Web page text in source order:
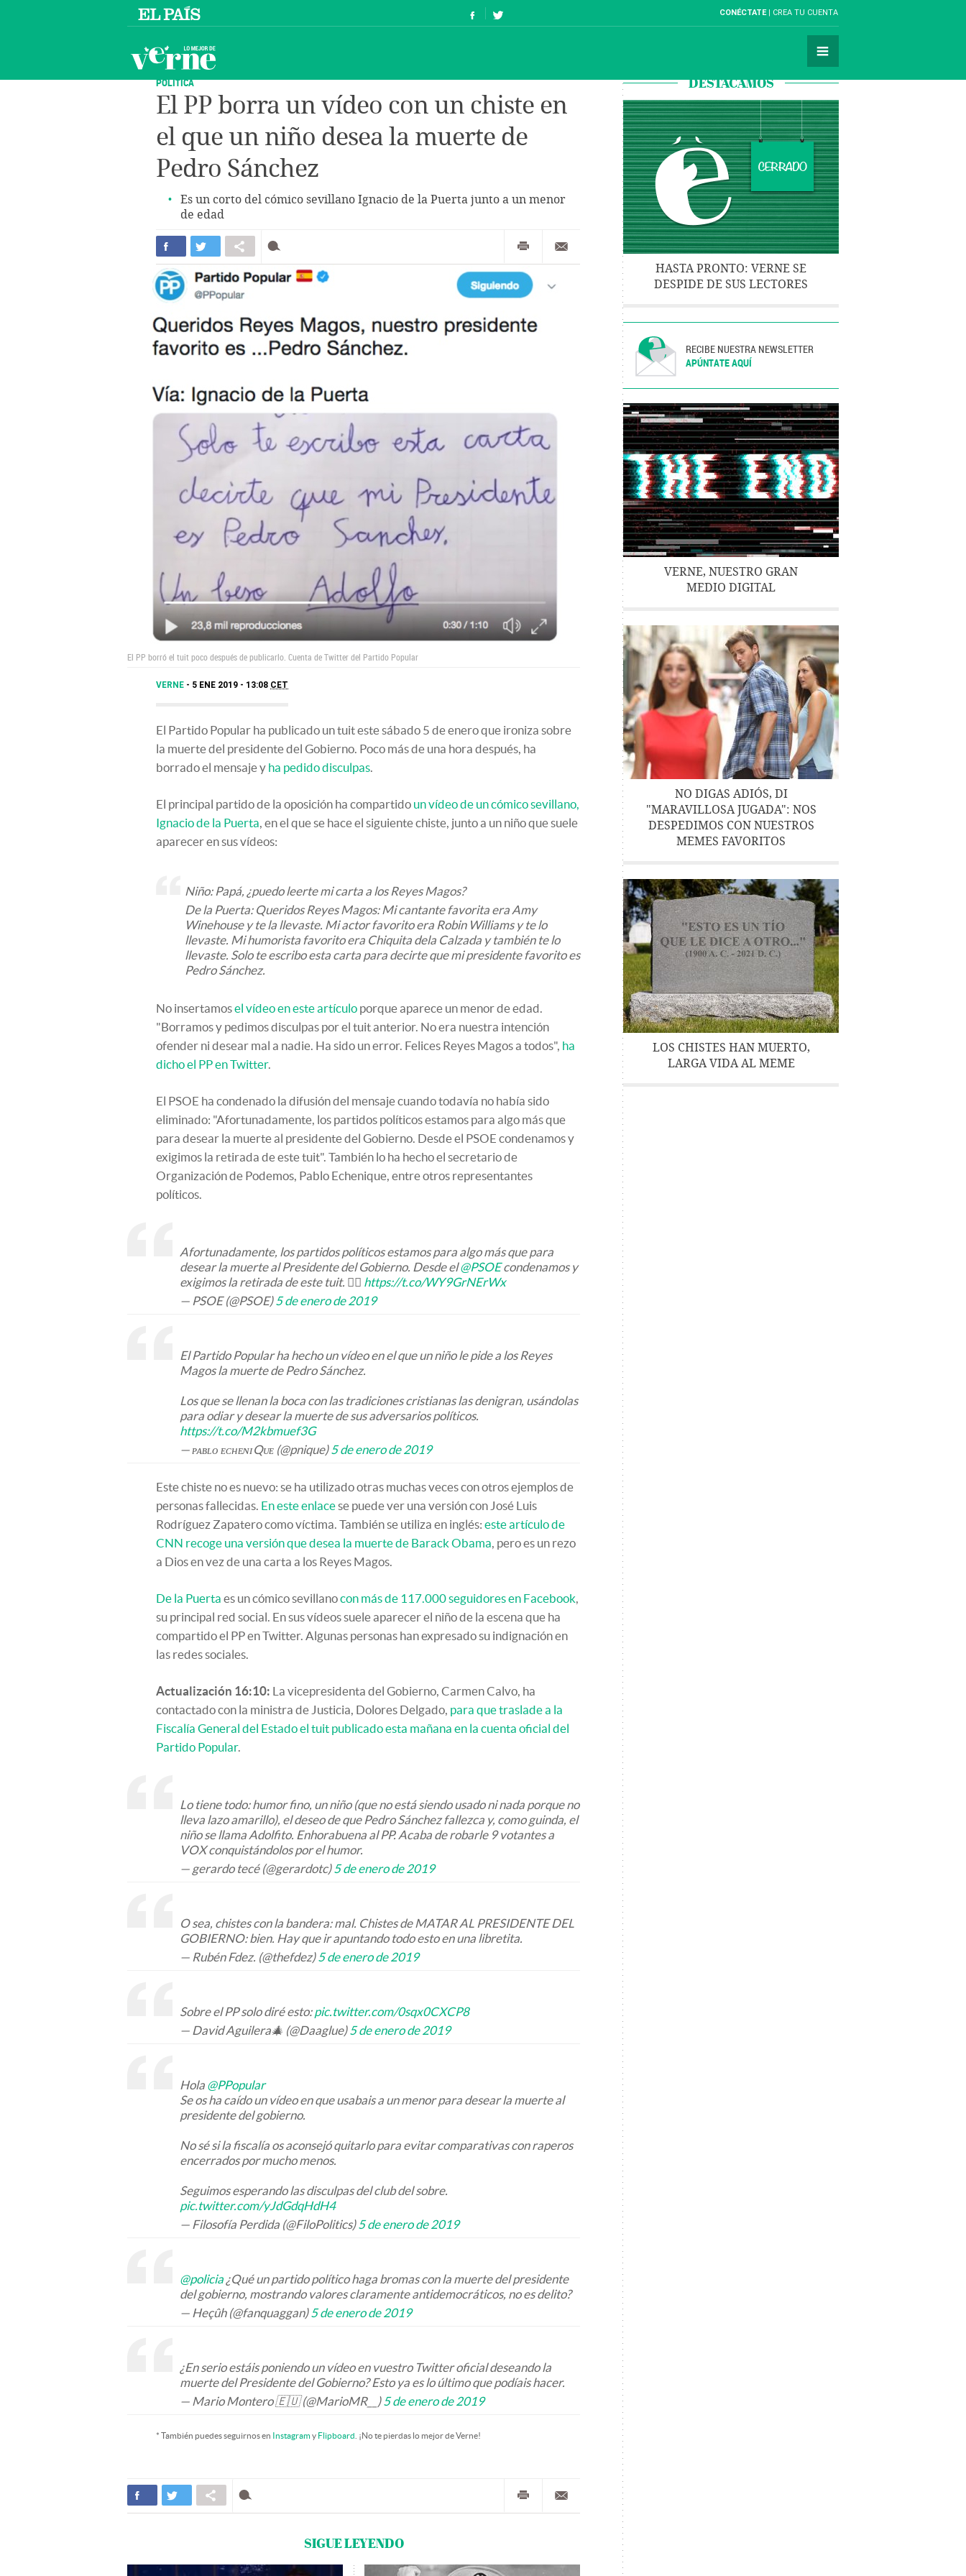
CONÉCTATE CREA TU CUENTA
POLÍTICA
El PP borra un vídeo con un chiste en
el que un niño desea la muerte de
Pedro Sánchez
Es un corto del cómico sevillano Ignacio de la Puerta junto a un menor
de edad
El PP borró el tuit poco después de publicarlo. Cuenta de Twitter del Partido Popular
VERNE 5 ENE 2019 - 13:08 CET
El Partido Popular ha publicado un tuit este sábado 5 de enero que ironiza sobre
la muerte del presidente del Gobierno. Poco más de una hora después, ha
borrado el mensaje y ha pedido disculpas.
El principal partido de la oposición ha compartido un vídeo de un cómico sevillano,
Ignacio de la Puerta, en el que se hace el siguiente chiste, junto a un niño que suele
aparecer en sus vídeos:
Niño: Papá, ¿puedo leerte mi carta a los Reyes Magos?
De la Puerta: Queridos Reyes Magos: Mi cantante favorita era Amy
Winehouse y te la llevaste. Mi actor favorito era Robin Williams y te lo
llevaste. Mi humorista favorito era Chiquita dela Calzada y también te lo
llevaste. Solo te escribo esta carta para decirte que mi presidente favorito es
Pedro Sánchez.
No insertamosel vídeo en este artículo porque aparece un menor de edad.
"Borramos y pedimos disculpas por el tuit anterior. No era nuestra intención
ofender ni desear mal a nadie. Ha sido un error. Felices Reyes Magos a todos", ha
dicho el PP en Twitter.
El PSOE ha condenado la difusión del mensaje cuando todavía no había sido
eliminado: "Afortunadamente, los partidos políticos estamos para algo más que
para desear la muerte al presidente del Gobierno. Desde el PSOE condenamos y
exigimos la retirada de este tuit". También lo ha hecho el secretario de
Organización de Podemos, Pablo Echenique, entre otros representantes
políticos.
Afortunadamente, los partidos políticos estamos para algo más que para
desear la muerte al Presidente del Gobierno. Desde el@PSOEcondenamos y
exigimos la retirada de este tuit. 👇🏽 https://t.co/WY9GrNErWx
— PSOE (@PSOE)5 de enero de 2019
El Partido Popular ha hecho un vídeo en el que un niño le pide a los Reyes
Magos la muerte de Pedro Sánchez.
Los que se llenan la boca con las tradiciones cristianas las denigran, usándolas
para odiar y desear la muerte de sus adversarios políticos.
https://t.co/M2kbmuef3G
— ᴘᴀʙʟᴏ ᴇᴄʜᴇɴɪQᴜᴇ (@pnique)5 de enero de 2019
Este chiste no es nuevo: se ha utilizado otras muchas veces con otros ejemplos de
personas fallecidas. En este enlacese puede ver una versión con José Luis
Rodríguez Zapatero como víctima. También se utiliza en inglés: este artículo de
CNN recoge una versión que desea la muerte de Barack Obama, pero es un rezo
a Dios en vez de una carta a los Reyes Magos.
De la Puerta es un cómico sevillanocon más de 117.000 seguidores en Facebook,
su principal red social. En sus vídeos suele aparecer el niño de la escena que ha
compartido el PP en Twitter. Algunas personas han expresado su indignación en
las redes sociales.
Actualización 16:10: La vicepresidenta del Gobierno, Carmen Calvo, ha
contactado con la ministra de Justicia, Dolores Delgado, para que traslade a la
Fiscalía General del Estado el tuit publicado esta mañana en la cuenta oficial del
Partido Popular.
Lo tiene todo: humor fino, un niño (que no está siendo usado ni nada porque no
lleva lazo amarillo), el deseo de que Pedro Sánchez fallezca y, como guinda, el
niño se llama Adolfito. Enhorabuena al PP. Acaba de robarle 9 votantes a
VOX conquistándolos por el humor.
— gerardo tecé (@gerardotc)5 de enero de 2019
O sea, chistes con la bandera: mal. Chistes de MATAR AL PRESIDENTE DEL
GOBIERNO: bien. Hay que ir apuntando todo esto en una libretita.
— Rubén Fdez. (@thefdez)5 de enero de 2019
Sobre el PP solo diré esto:pic.twitter.com/0sqx0CXCP8
— David Aguilera🎄 (@Daaglue)5 de enero de 2019
Hola @PPopular
Se os ha caído un vídeo en que usabais a un menor para desear la muerte al
presidente del gobierno.
No sé si la fiscalía os aconsejó quitarlo para evitar comparativas con raperos
encerrados por mucho menos.
Seguimos esperando las disculpas del club del sobre.
pic.twitter.com/yJdGdqHdH4
— Filosofía Perdida (@FiloPolitics)5 de enero de 2019
@policia ¿Qué un partido político haga bromas con la muerte del presidente
del gobierno, mostrando valores claramente antidemocráticos, no es delito?
— Heçûh (@fanquaggan)5 de enero de 2019
¿En serio estáis poniendo un vídeo en vuestro Twitter oficial deseando la
muerte del Presidente del Gobierno? Esto ya es lo último que podíais hacer.
— Mario Montero 🇪🇺 (@MarioMR__)5 de enero de 2019
* También puedes seguirnos en Instagramy Flipboard . ¡No te pierdas lo mejor de Verne!
SIGUE LEYENDO
DESTACAMOS
HASTA PRONTO: VERNE SE
DESPIDE DE SUS LECTORES
RECIBE NUESTRA NEWSLETTER
APÚNTATE AQUÍ
VERNE, NUESTRO GRAN
MEDIO DIGITAL
NO DIGAS ADIÓS, DI
"MARAVILLOSA JUGADA": NOS
DESPEDIMOS CON NUESTROS
MEMES FAVORITOS
LOS CHISTES HAN MUERTO,
LARGA VIDA AL MEME